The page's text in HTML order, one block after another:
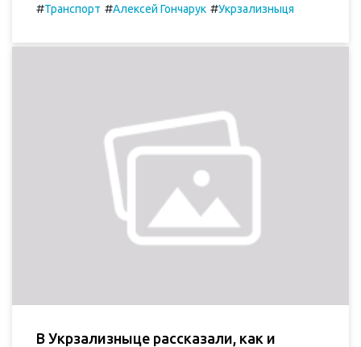
#Транспорт #Алексей Гончарук #Укрзализныця
В Укрзализныце рассказали, как и